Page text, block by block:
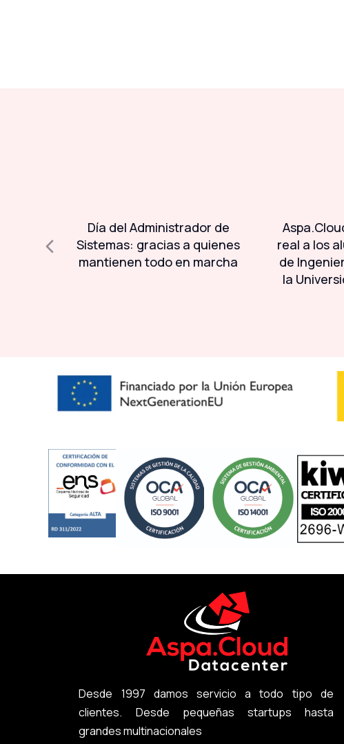
Día del Administrador de
Sistemas: gracias a quienes
mantienen todo en marcha
real a los
de
la
Desde 1997 damos servicio a todo tipo de
clientes. Desde pequeñas startups hasta
grandes multinacionales